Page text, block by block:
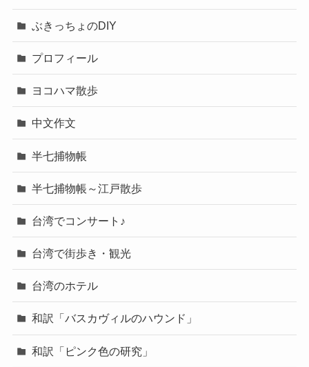
ぶきっちょのDIY
プロフィール
ヨコハマ散歩
中文作文
半七捕物帳
半七捕物帳～江戸散歩
台湾でコンサート♪
台湾で街歩き・観光
台湾のホテル
和訳「バスカヴィルのハウンド」
和訳「ピンク色の研究」